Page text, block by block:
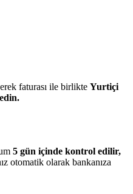
faturası ile birlikte Yurtiçi
5 gün içinde kontrol edilir,
otomatik olarak bankanıza